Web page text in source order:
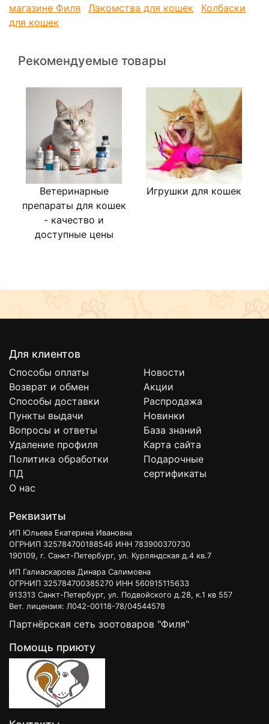
магазине Филя
Лакомства для кошек
Колбаски
для кошек
Рекомендуемые товары
Ветеринарные
препараты для кошек
- качество и
доступные цены
Игрушки для кошек
Для клиентов
Способы оплаты
Возврат и обмен
Способы доставки
Пункты выдачи
Вопросы и ответы
Удаление профиля
Политика обработки
ПД
О нас
Новости
Акции
Распродажа
Новинки
База знаний
Карта сайта
Подарочные
сертификаты
Реквизиты
ИП Юльева Екатерина Ивановна
ОГРНИП 325784700188546 ИНН 783900370730
190109, г. Санкт-Петербург, ул. Курляндская д.4 кв.7
ИП Галиаскарова Динара Салимовна
ОГРНИП 325784700385270 ИНН 560915115633
913313 Санкт-Петербург, ул. Подвойского д.28, к.1 кв 557
Вет. лицензия: Л042-00118-78/04544578
Партнёрская сеть зоотоваров "Филя"
Помощь приюту